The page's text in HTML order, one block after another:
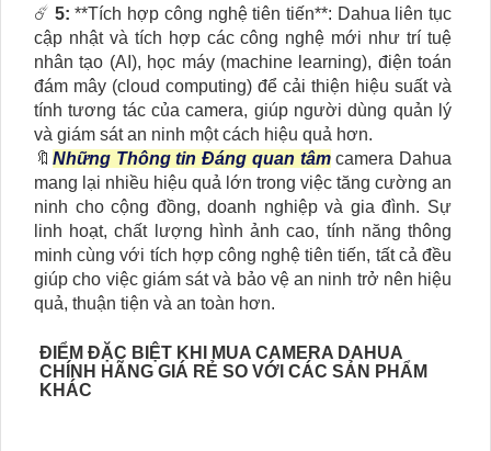
☄️ 5: **Tích hợp công nghệ tiên tiến**: Dahua liên tục
cập nhật và tích hợp các công nghệ mới như trí tuệ
nhân tạo (AI), học máy (machine learning), điện toán
đám mây (cloud computing) để cải thiện hiệu suất và
tính tương tác của camera, giúp người dùng quản lý
và giám sát an ninh một cách hiệu quả hơn.
🔖 Những Thông tin Đáng quan tâmcamera Dahua
mang lại nhiều hiệu quả lớn trong việc tăng cường an
ninh cho cộng đồng, doanh nghiệp và gia đình. Sự
linh hoạt, chất lượng hình ảnh cao, tính năng thông
minh cùng với tích hợp công nghệ tiên tiến, tất cả đều
giúp cho việc giám sát và bảo vệ an ninh trở nên hiệu
quả, thuận tiện và an toàn hơn.
ĐIỂM ĐẶC BIỆT KHI MUA CAMERA DAHUA
CHÍNH HÃNG GIÁ RẺ SO VỚI CÁC SẢN PHẨM
KHÁC